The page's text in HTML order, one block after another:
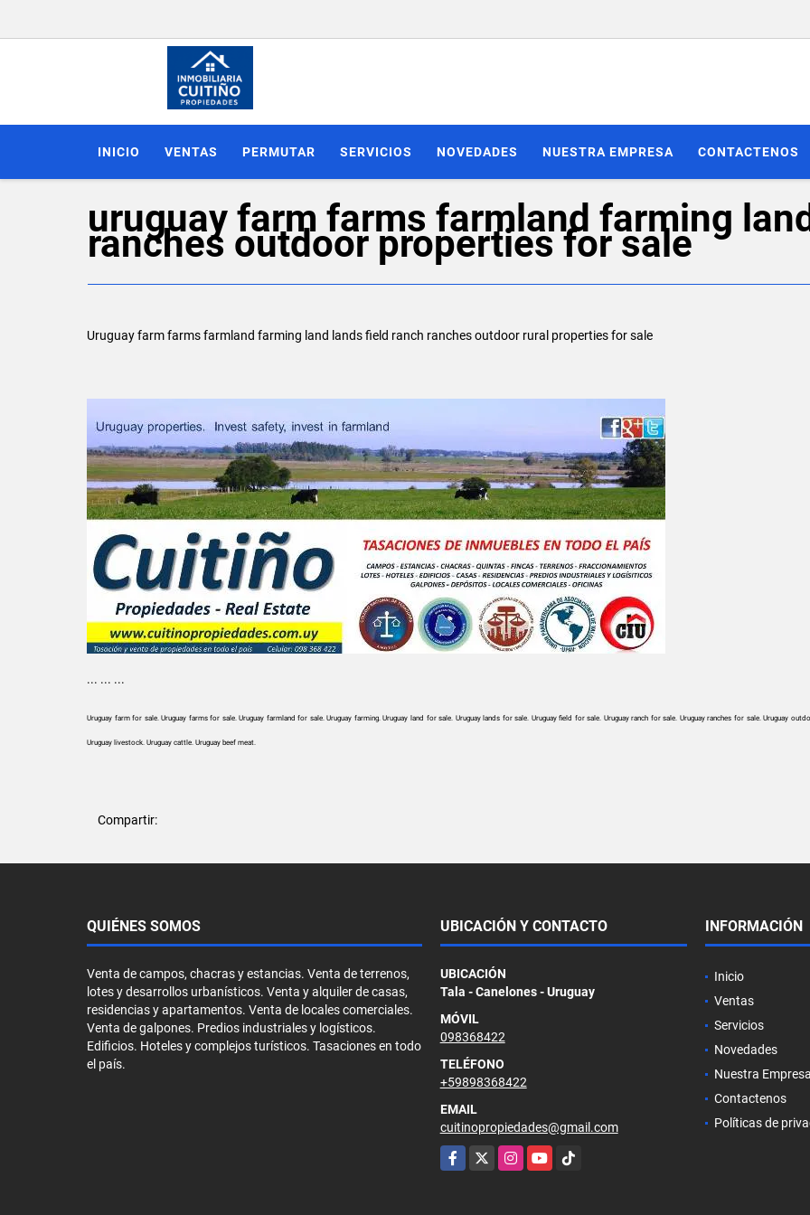
INICIO VENTAS PERMUTAR SERVICIOS NOVEDADES NUESTRA EMPRESA CONTACTENOS
uruguay farm farms farmland farming
ranches outdoor properties for sale
Uruguay farm farms farmland farming land lands field ranch ranches outdoor rural properties for sale
... ... ...
Uruguay farm for sale. Uruguay farms for sale. Uruguay farmland for sale. Uruguay farming. Uruguay land for sale. Uruguay lands for sale. Uruguay field for sale. Uruguay ranch for sale. Uruguay ranches for sale. Uruguay
Uruguay livestock. Uruguay cattle. Uruguay beef meat.
Compartir:
QUIÉNES SOMOS
Venta de campos, chacras y estancias. Venta de terrenos,
lotes y desarrollos urbanísticos. Venta y alquiler de casas,
residencias y apartamentos. Venta de locales comerciales.
Venta de galpones. Predios industriales y logísticos.
Edificios. Hoteles y complejos turísticos. Tasaciones en todo
el país.
UBICACIÓN Y CONTACTO
UBICACIÓN
Tala - Canelones - Uruguay
MÓVIL
098368422
TELÉFONO
+59898368422
EMAIL
cuitinopropiedades@gmail.com
Facebook
X InstagramYouTubeTikTok
INFORMACIÓN
Inicio
Ventas
Servicios
Novedades
Nuestra Empresa
Contactenos
Políticas de